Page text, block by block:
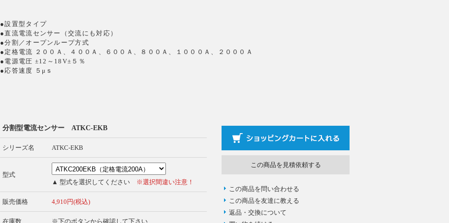
●設置型タイプ
●直流電流センサー（交流にも対応）
●分割／オープンループ方式
●定格電流 ２００Ａ、４００Ａ、６００Ａ、８００Ａ、１０００Ａ、２０００Ａ
●電源電圧 ±12～18V±５％
●応答速度 ５μｓ
分割型電流センサー ATKC-EKB
シリーズ名 ATKC-EKB
型式
▲ 型式を選択してください
※選択間違い注意！
販売価格 4,910円(税込)
在庫数 ※下のボタンから確認して下さい
この商品を見積依頼する
この商品を問い合わせる
この商品を友達に教える
返品・交換について